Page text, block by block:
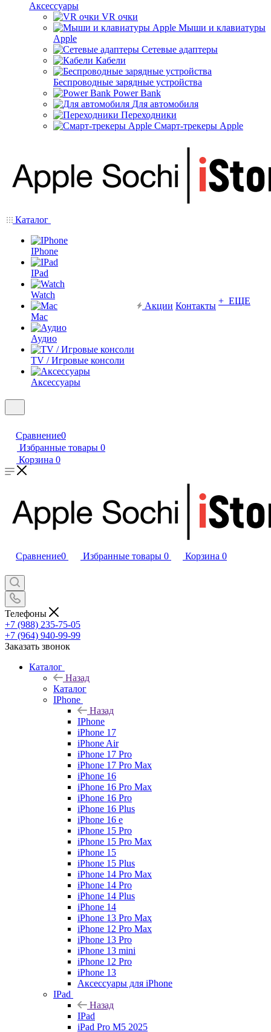
Аксессуары
VR очки
Мыши и клавиатуры
Apple
Сетевые адаптеры
Кабели
Беспроводные зарядные устройства
Power Bank
Для автомобиля
Переходники
Смарт-трекеры Apple
Каталог
IPhone
IPad
Watch
Mac
Аудио
TV / Игровые консоли
Аксессуары
Акции Контакты + ЕЩЕ
Сравнение0
Избранные товары 0
Корзина 0
Сравнение0 Избранные товары 0 Корзина 0
Телефоны
+7 (988) 235-75-05
+7 (964) 940-99-99
Заказать звонок
Каталог
Назад
Каталог
IPhone
Назад
IPhone
iPhone 17
iPhone Air
iPhone 17 Pro
iPhone 17 Pro Max
iPhone 16
iPhone 16 Pro Max
iPhone 16 Pro
iPhone 16 Plus
iPhone 16 e
iPhone 15 Pro
iPhone 15 Pro Max
iPhone 15
iPhone 15 Plus
iPhone 14 Pro Max
iPhone 14 Pro
iPhone 14 Plus
iPhone 14
iPhone 13 Pro Max
iPhone 12 Pro Max
iPhone 13 Pro
iPhone 13 mini
iPhone 12 Pro
iPhone 13
Аксессуары для iPhone
IPad
Назад
IPad
iPad Pro M5 2025